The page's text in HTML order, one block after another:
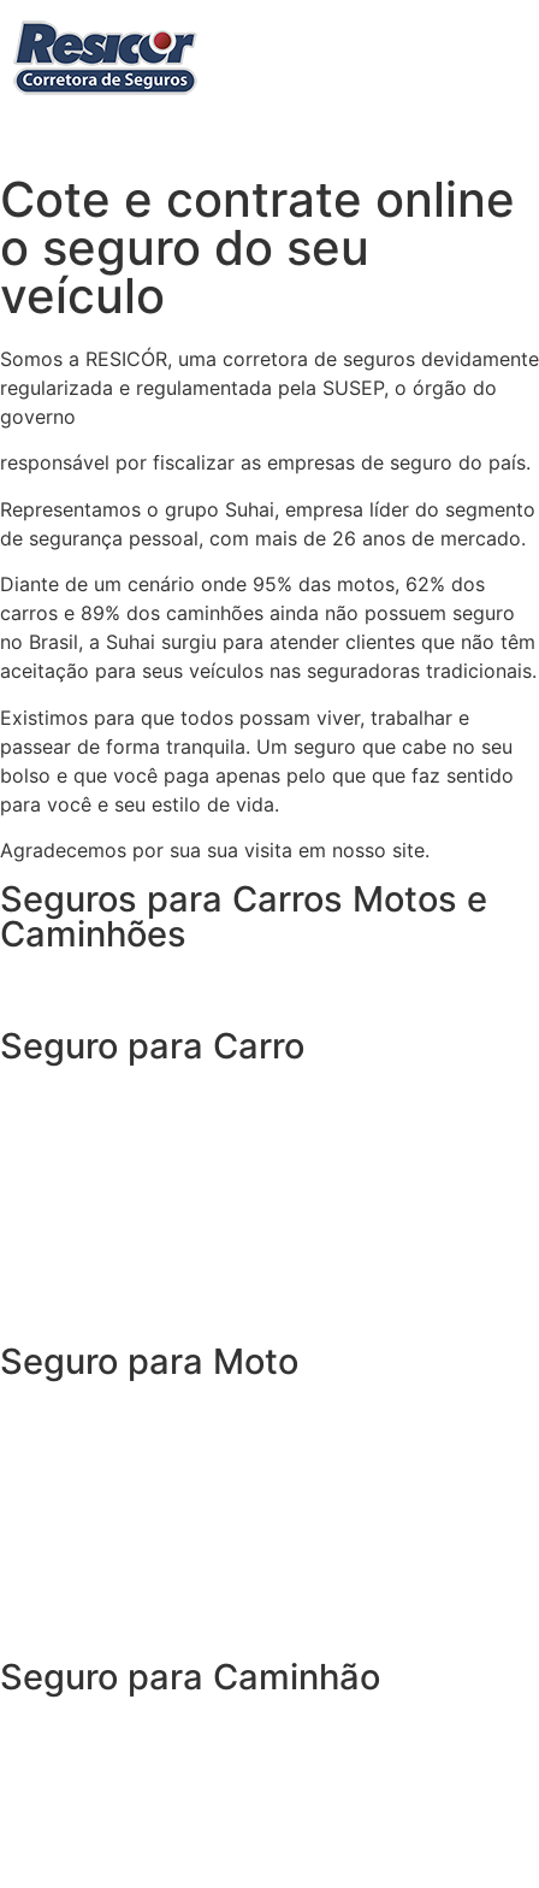
Cote e contrate online
o seguro do seu
veículo
Somos a RESICÓR, uma corretora de seguros devidamente
regularizada e regulamentada pela SUSEP, o órgão do
governo
responsável por fiscalizar as empresas de seguro do país.
Representamos o grupo Suhai, empresa líder do segmento
de segurança pessoal, com mais de 26 anos de mercado.
Diante de um cenário onde 95% das motos, 62% dos
carros e 89% dos caminhões ainda não possuem seguro
no Brasil, a Suhai surgiu para atender clientes que não têm
aceitação para seus veículos nas seguradoras tradicionais.
Existimos para que todos possam viver, trabalhar e
passear de forma tranquila. Um seguro que cabe no seu
bolso e que você paga apenas pelo que que faz sentido
para você e seu estilo de vida.
Agradecemos por sua sua visita em nosso site.
Seguros para Carros Motos e
Caminhões
Seguro para Carro
Seguro para Moto
Seguro para Caminhão